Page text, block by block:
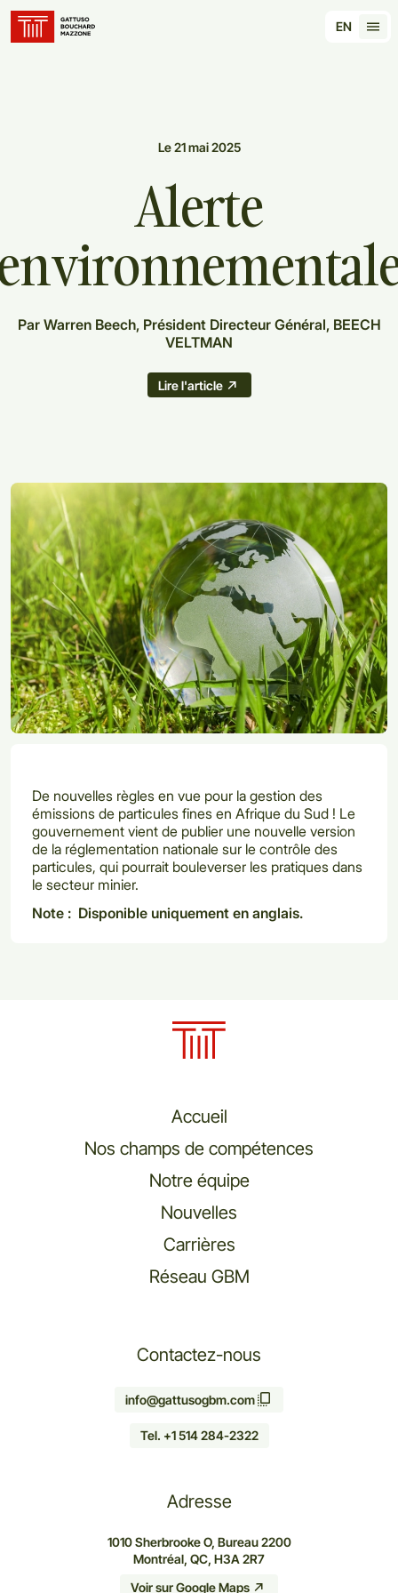
EN
Le 21 mai 2025
Alerte
Par Warren Beech, Président Directeur Général, BEECH
VELTMAN
Lire l'article
De nouvelles règles en vue pour la gestion des
émissions de particules fines en Afrique du Sud ! Le
gouvernement vient de publier une nouvelle version
de la réglementation nationale sur le contrôle des
particules, qui pourrait bouleverser les pratiques dans
le secteur minier.
Note : Disponible uniquement en anglais.
Accueil
Nos champs de compétences
Notre équipe
Nouvelles
Carrières
Réseau GBM
Contactez-nous
info@gattusogbm.com
Tel. +1 514 284-2322
Adresse
1010 Sherbrooke O, Bureau 2200
Montréal, QC, H3A 2R7
Voir sur Google Maps